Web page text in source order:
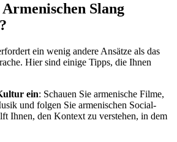
Slang
ein wenig andere Ansätze als das
Hier sind einige Tipps, die Ihnen
ein: Schauen Sie armenische Filme,
und folgen Sie armenischen Social-
Ihnen, den Kontext zu verstehen, in dem